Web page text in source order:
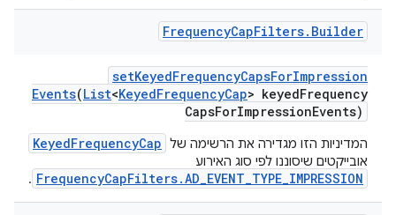
FrequencyCapFilters. Builder
setKeyedFrequencyCapsForImpression
Events(List<KeyedFrequencyCap> keyedFrequency
CapsForImpressionEvents)
המדיניות הזו מגדירה את הרשימה של KeyedFrequencyCap
אובייקטים שיסוננו לפי סוג האירוע
FrequencyCapFilters.AD_EVENT_TYPE_IMPRESSION
.